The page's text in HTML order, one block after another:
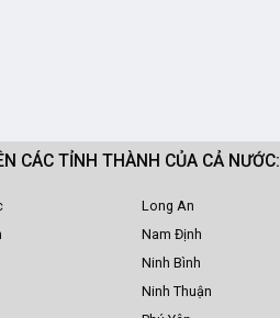
CÁC TỈNH THÀNH CỦA CẢ NƯỚC:
Long An
Nam Định
Ninh Bình
Ninh Thuận